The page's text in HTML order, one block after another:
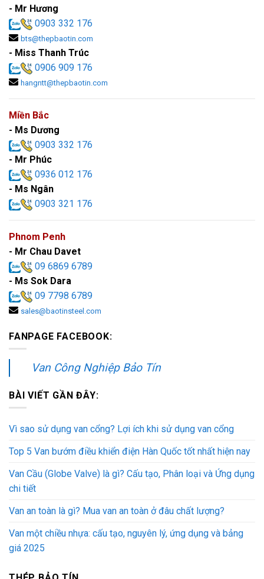
- Mr Hương
0903 332 176
bts@thepbaotin.com
- Miss Thanh Trúc
0906 909 176
hangntt@thepbaotin.com
Miền Bắc
- Ms Dương
0903 332 176
- Mr Phúc
0936 012 176
- Ms Ngân
0903 321 176
Phnom Penh
- Mr Chau Davet
09 6869 6789
- Ms Sok Dara
09 7798 6789
sales@baotinsteel.com
FANPAGE FACEBOOK:
Van Công Nghiệp Bảo Tín
BÀI VIẾT GẦN ĐÂY:
Vì sao sử dụng van cổng? Lợi ích khi sử dụng van cổng
Top 5 Van bướm điều khiển điện Hàn Quốc tốt nhất hiện nay
Van Cầu (Globe Valve) là gì? Cấu tạo, Phân loại và Ứng dụng
chi tiết
Van an toàn là gì? Mua van an toàn ở đâu chất lượng?
Van một chiều nhựa: cấu tạo, nguyên lý, ứng dụng và bảng
giá 2025